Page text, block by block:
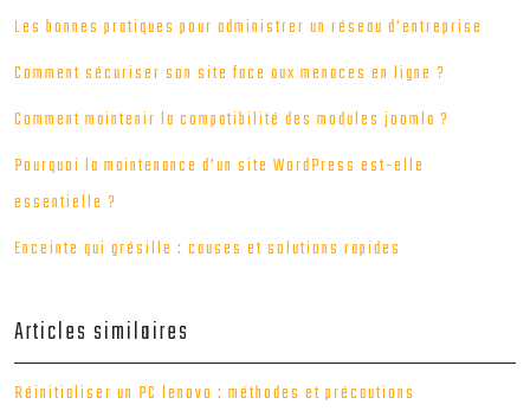
Les bonnes pratiques pour administrer un réseau d’entreprise
Comment sécuriser son site face aux menaces en ligne ?
Comment maintenir la compatibilité des modules joomla ?
Pourquoi la maintenance d’un site WordPress est-elle
essentielle ?
Enceinte qui grésille : causes et solutions rapides
Articles similaires
Réinitialiser un PC lenovo : méthodes et précautions